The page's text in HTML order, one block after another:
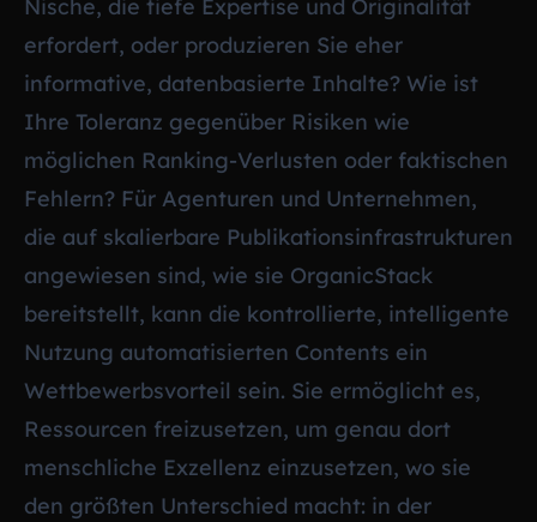
Nische, die tiefe Expertise und Originalität
erfordert, oder produzieren Sie eher
informative, datenbasierte Inhalte? Wie ist
Ihre Toleranz gegenüber Risiken wie
möglichen Ranking-Verlusten oder faktischen
Fehlern? Für Agenturen und Unternehmen,
die auf skalierbare Publikationsinfrastrukturen
angewiesen sind, wie sie OrganicStack
bereitstellt, kann die kontrollierte, intelligente
Nutzung automatisierten Contents ein
Wettbewerbsvorteil sein. Sie ermöglicht es,
Ressourcen freizusetzen, um genau dort
menschliche Exzellenz einzusetzen, wo sie
den größten Unterschied macht: in der